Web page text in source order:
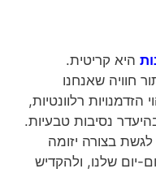
היא קריטית.
חוויה שאנחנו
הזדמנויות רלוונטיות,
נסיבות טבעיות.
בצורה יזומה
יום שלנו, ולהקדיש